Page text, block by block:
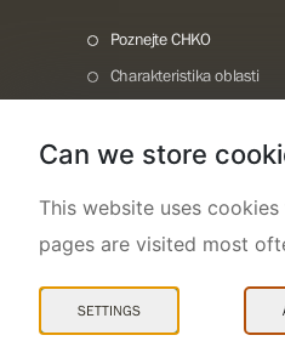
Poznejte CHKO
Charakteristika oblasti
Potřebuji vyřídit
Kontakty
Mapa webu Prohlášení o
Can we store
This website uses
pages are visited most
SETTINGS